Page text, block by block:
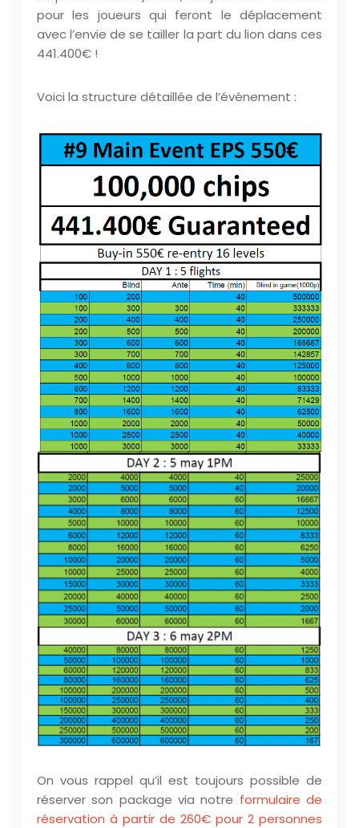
pour les joueurs qui feront le déplacement
avec l’envie de se tailler la part du lion dans ces
441.400€ !
Voici la structure détaillée de l’événement :
On vous rappel qu’il est toujours possible de
réserver son package via notre formulaire de
réservation à partir de 260€ pour 2 personnes